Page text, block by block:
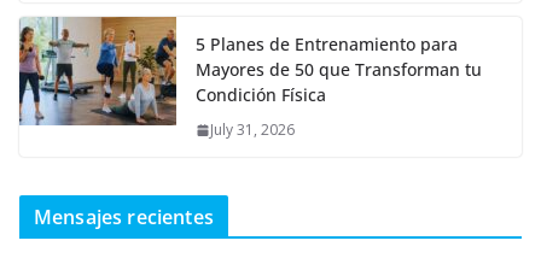
5 Planes de Entrenamiento para
Mayores de 50 que Transforman tu
Condición Física
July 31, 2026
Mensajes recientes